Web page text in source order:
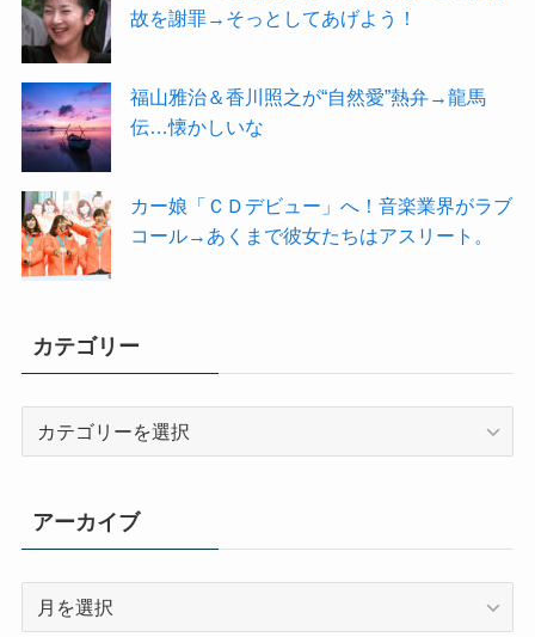
故を謝罪→そっとしてあげよう！
福山雅治＆香川照之が“自然愛”熱弁→龍馬
伝…懐かしいな
カー娘「ＣＤデビュー」へ！音楽業界がラブ
コール→あくまで彼女たちはアスリート。
カテゴリー
リ
ー
アーカイブ